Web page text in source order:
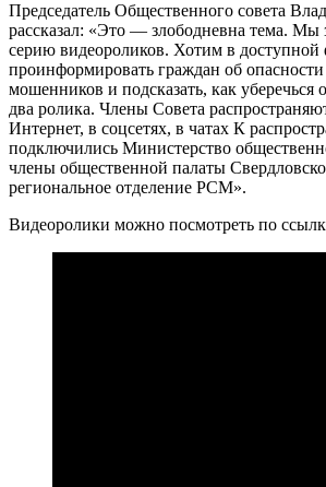
Председатель Общественного совета
рассказал: «Это — злободневна тема. Мы
серию видеороликов. Хотим в доступной
проинформировать граждан об опасности
мошенников и подсказать, как уберечься
два ролика. Члены Совета
Интернет, в соцсетях, в чатах К
подключились Министерство
члены общественной палаты
региональное отделение РСМ».
Видеоролики можно посмотреть по